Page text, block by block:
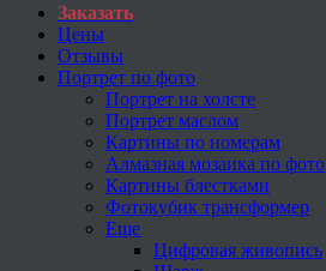
Заказать
Цены
Отзывы
Портрет по фото
Портрет на холсте
Портрет маслом
Картины по номерам
Алмазная мозаика по фото
Картины блестками
Фотокубик трансформер
Еще
Цифровая живопись